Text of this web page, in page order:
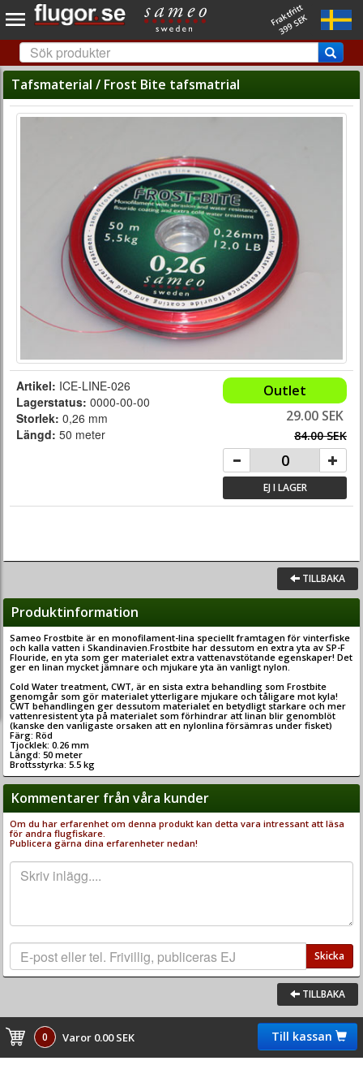
Fraktfritt
399 SEK
Tafsmaterial / Frost Bite tafsmatrial
Artikel: ICE-LINE-026
Lagerstatus: 0000-00-00
Storlek: 0,26 mm
Längd: 50 meter
Outlet
29.00 SEK
84.00 SEK
EJ I LAGER
TILLBAKA
Produktinformation
Sameo Frostbite är en monofilament-lina speciellt framtagen för vinterfiske
och kalla vatten i Skandinavien.Frostbite har dessutom en extra yta av SP-F
Flouride, en yta som ger materialet extra vattenavstötande egenskaper! Det
ger en linan mycket jämnare och mjukare yta än vanligt nylon.
Cold Water treatment, CWT, är en sista extra behandling som Frostbite
genomgår som gör materialet ytterligare mjukare och tåligare mot kyla!
CWT behandlingen ger dessutom materialet en betydligt starkare och mer
vattenresistent yta på materialet som förhindrar att linan blir genomblöt
(kanske den vanligaste orsaken att en nylonlina försämras under fisket)
Färg: Röd
Tjocklek: 0.26 mm
Längd: 50 meter
Brottsstyrka: 5.5 kg
Kommentarer från våra kunder
Om du har erfarenhet om denna produkt kan detta vara intressant att läsa
för andra flugfiskare.
Publicera gärna dina erfarenheter nedan!
Skicka
TILLBAKA
0 Varor 0.00 SEK Till kassan